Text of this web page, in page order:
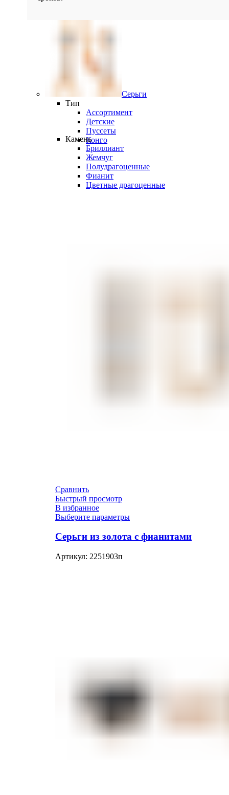
Серьги
Тип
Ассортимент
Детские
Пуссеты
Конго
Камень
Бриллиант
Жемчуг
Полудрагоценные
Фианит
Цветные драгоценные
Сравнить
Быстрый просмотр
В избранное
Выберите параметры
Серьги из золота с фианитами
Артикул: 2251903п